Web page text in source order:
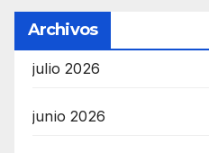
Archivos
julio 2026
junio 2026